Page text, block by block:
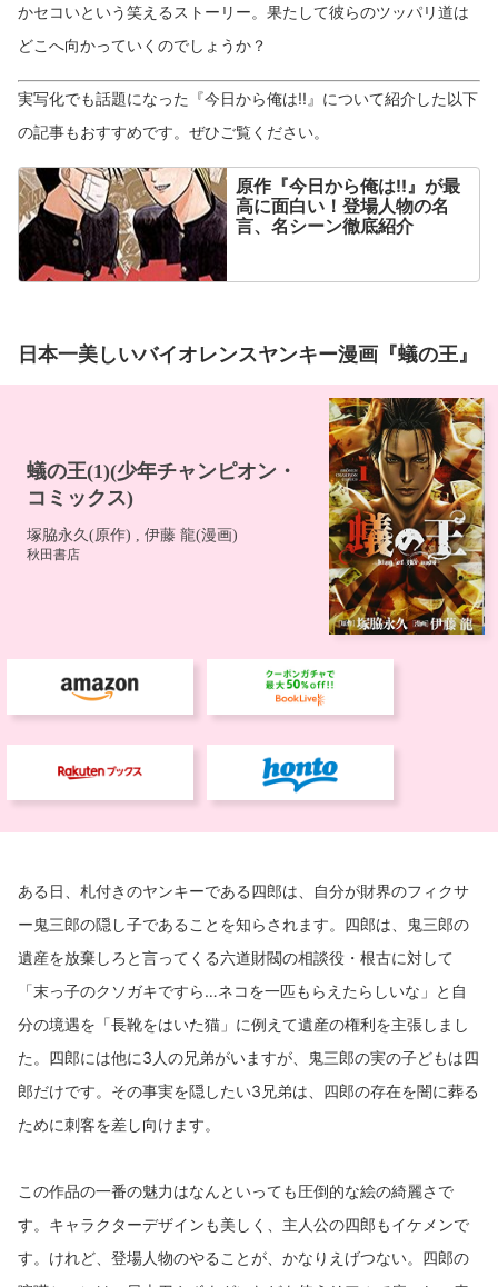
かセコいという笑えるストーリー。果たして彼らのツッパリ道は
どこへ向かっていくのでしょうか？
実写化でも話題になった『今日から俺は!!』について紹介した以下
の記事もおすすめです。ぜひご覧ください。
原作『今日から俺は!!』が最
高に面白い！登場人物の名
言、名シーン徹底紹介
日本一美しいバイオレンスヤンキー漫画『蟻の王』
ある日、札付きのヤンキーである四郎は、自分が財界のフィクサ
ー鬼三郎の隠し子であることを知らされます。四郎は、鬼三郎の
遺産を放棄しろと言ってくる六道財閥の相談役・根古に対して
「末っ子のクソガキですら…ネコを一匹もらえたらしいな」と自
分の境遇を「長靴をはいた猫」に例えて遺産の権利を主張しまし
た。四郎には他に3人の兄弟がいますが、鬼三郎の実の子どもは四
郎だけです。その事実を隠したい3兄弟は、四郎の存在を闇に葬る
ために刺客を差し向けます。
この作品の一番の魅力はなんといっても圧倒的な絵の綺麗さで
す。キャラクターデザインも美しく、主人公の四郎もイケメンで
す。けれど、登場人物のやることが、かなりえげつない。四郎の